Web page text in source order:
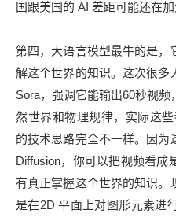
国跟美国的 AI 差距可能还在加
第四，大语言模型最牛的是，
解这个世界的知识。这次很多
Sora，强调它能输出60秒视
然世界和物理规律，实际这
的技术思路完全不一样。因
Diffusion，你可以把视频看成
有真正掌握这个世界的知识。
是在2D 平面上对图形元素进